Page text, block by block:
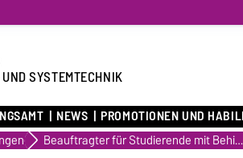
SYSTEMTECHNIK
NEWS PROMOTIONEN UND
Beauftragter für Studierende mit Behinderungen und chronischen Erkrankungen